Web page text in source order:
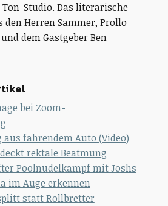
Studio. Das literarische
Herren Sammer, Prollo
dem Gastgeber Ben
bei Zoom-
fahrendem Auto (Video)
rektale Beatmung
Poolnudelkampf mit Joshs
im Auge erkennen
statt Rollbretter